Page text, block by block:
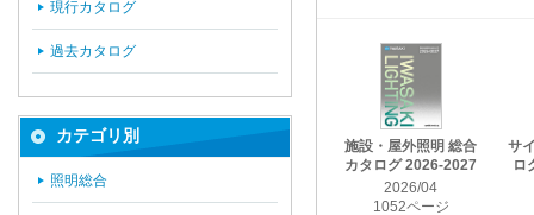
施設・屋外照明 総合
カタログ 2026-2027
2026/04
1052ページ
サ
ロ
現行カタログ
過去カタログ
カテゴリ別
照明総合